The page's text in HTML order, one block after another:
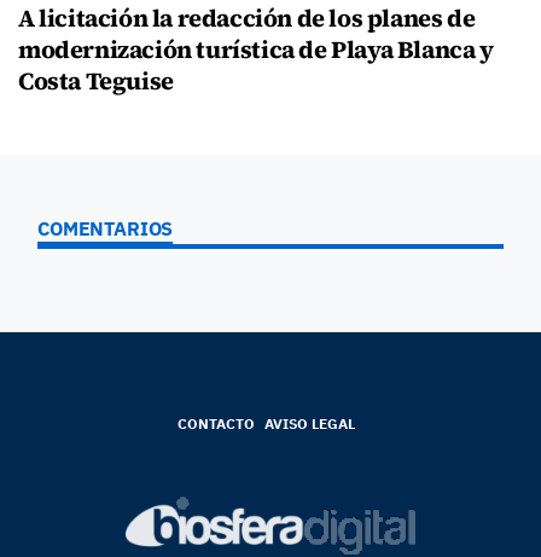
A licitación la redacción de los planes de
modernización turística de Playa Blanca y
Costa Teguise
COMENTARIOS
CONTACTO AVISO LEGAL